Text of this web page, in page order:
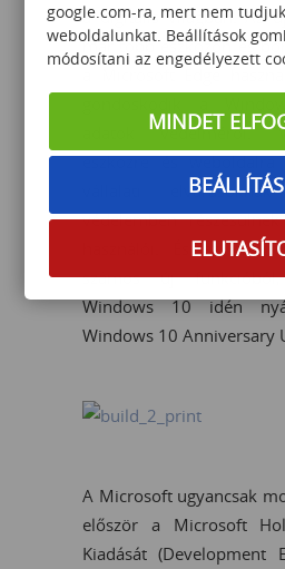
a digitális világban. Az
már több eszközön és
a Microsoft Edge
adatok védelméről.
eszközre és weboldalra
vállalati
védelemben
használói. És ez csak
számos új
Windows 10 idén
Windows 10 Anniversary
A Microsoft ugyancsak
először a Microsoft
Kiadását (Development
google.com-ra, mert nem
weboldalunkat. Beállítások
módosítani az engedélyezett
MINDET